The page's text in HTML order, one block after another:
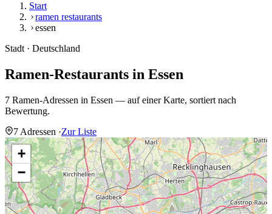
Start
ramen restaurants
essen
Stadt · Deutschland
Ramen-Restaurants in Essen
7 Ramen-Adressen in Essen — auf einer Karte, sortiert nach
Bewertung.
7 Adressen ·Zur Liste
+
−